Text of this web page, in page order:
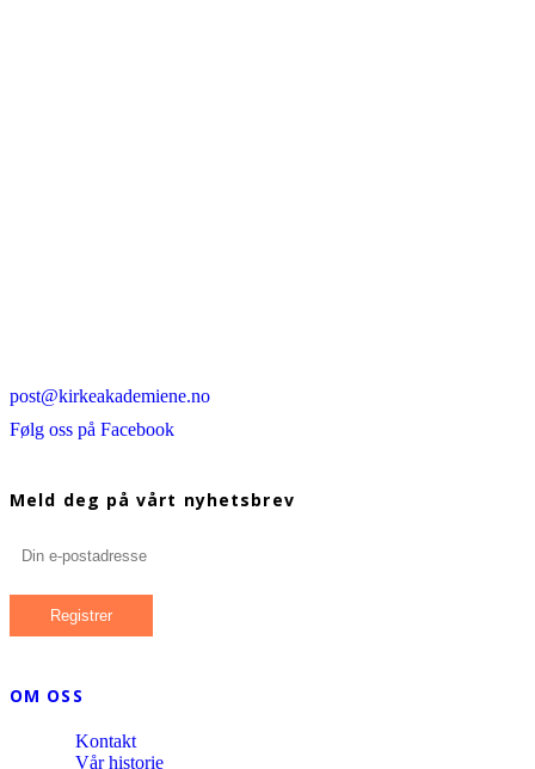
post@kirkeakademiene.no
Følg oss på Facebook
Meld deg på vårt nyhetsbrev
OM OSS
Kontakt
Vår historie